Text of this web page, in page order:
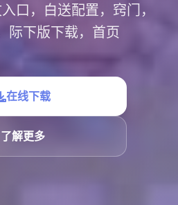
口，白送配置，窍门，
际下版下载，首页
在线下载
了解更多